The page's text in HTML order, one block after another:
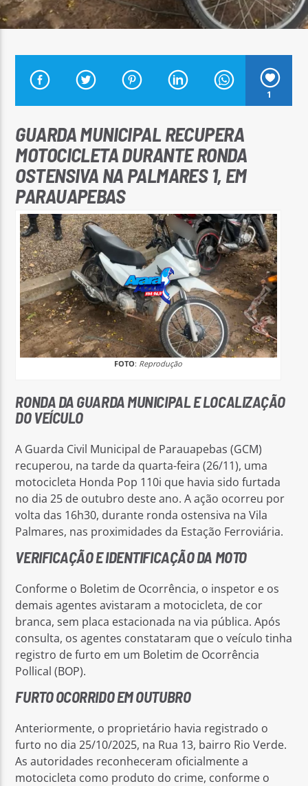
1
GUARDA MUNICIPAL RECUPERA
MOTOCICLETA DURANTE RONDA
OSTENSIVA NA PALMARES 1, EM
PARAUAPEBAS
FOTO: Reprodução
RONDA DA GUARDA MUNICIPAL E LOCALIZAÇÃO
DO VEÍCULO
A Guarda Civil Municipal de Parauapebas (GCM)
recuperou, na tarde da quarta-feira (26/11), uma
motocicleta Honda Pop 110i que havia sido furtada
no dia 25 de outubro deste ano. A ação ocorreu por
volta das 16h30, durante ronda ostensiva na Vila
Palmares, nas proximidades da Estação Ferroviária.
VERIFICAÇÃO E IDENTIFICAÇÃO DA MOTO
Conforme o Boletim de Ocorrência, o inspetor e os
demais agentes avistaram a motocicleta, de cor
branca, sem placa estacionada na via pública. Após
consulta, os agentes constataram que o veículo tinha
registro de furto em um Boletim de Ocorrência
Pollical (BOP).
FURTO OCORRIDO EM OUTUBRO
Anteriormente, o proprietário havia registrado o
furto no dia 25/10/2025, na Rua 13, bairro Rio Verde.
As autoridades reconheceram oficialmente a
motocicleta como produto do crime, conforme o